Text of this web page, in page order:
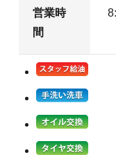
営業時
間